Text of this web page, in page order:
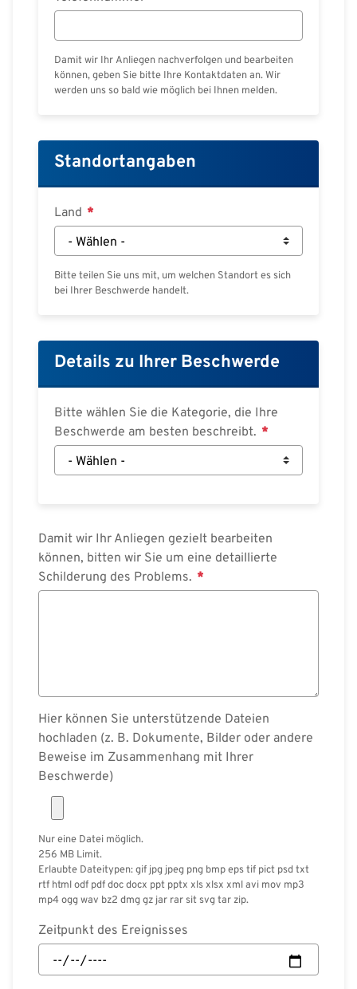
Damit wir Ihr Anliegen nachverfolgen und bearbeiten
können, geben Sie bitte Ihre Kontaktdaten an. Wir
werden uns so bald wie möglich bei Ihnen melden.
Standortangaben
Land
Bitte teilen Sie uns mit, um welchen Standort es sich
bei Ihrer Beschwerde handelt.
Details zu Ihrer Beschwerde
Bitte wählen Sie die Kategorie, die Ihre
Beschwerde am besten beschreibt.
Damit wir Ihr Anliegen gezielt bearbeiten
können, bitten wir Sie um eine detaillierte
Schilderung des Problems.
Hier können Sie unterstützende Dateien
hochladen (z. B. Dokumente, Bilder oder andere
Beweise im Zusammenhang mit Ihrer
Beschwerde)
Nur eine Datei möglich.
256 MB Limit.
Erlaubte Dateitypen: gif jpg jpeg png bmp eps tif pict psd txt
rtf html odf pdf doc docx ppt pptx xls xlsx xml avi mov mp3
mp4 ogg wav bz2 dmg gz jar rar sit svg tar zip.
Zeitpunkt des Ereignisses